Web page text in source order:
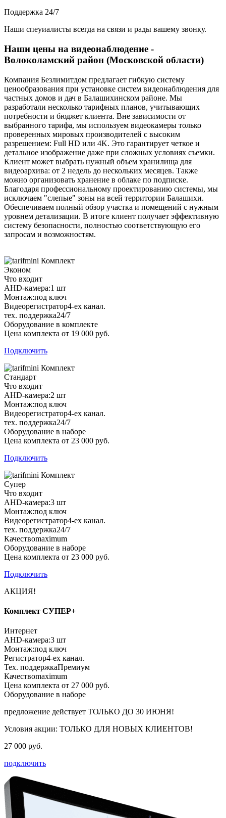
Поддержка 24/7
Наши спеуиалисты всегда на связи и рады вашему звонку.
Наши цены на видеонаблюдение -
Волоколамский район (Московской области)
Компания Безлимитдом предлагает гибкую систему
ценообразования при установке систем видеонаблюдения для
частных домов и дач в Балашихинском районе. Мы
разработали несколько тарифных планов, учитывающих
потребности и бюджет клиента. Вне зависимости от
выбранного тарифа, мы используем видеокамеры только
проверенных мировых производителей с высоким
разрешением: Full HD или 4K. Это гарантирует четкое и
детальное изображение даже при сложных условиях съемки.
Клиент может выбрать нужный объем хранилища для
видеоархива: от 2 недель до нескольких месяцев. Также
можно организовать хранение в облаке по подписке.
Благодаря профессиональному проектированию системы, мы
исключаем "слепые" зоны на всей территории Балашихи.
Обеспечиваем полный обзор участка и помещений с нужным
уровнем детализации. В итоге клиент получает эффективную
систему безопасности, полностью соответствующую его
запросам и возможностям.
Комплект
Эконом
Что входит
AHD-камера:1 шт
Монтаж:под ключ
Видеорегистратор4-ех канал.
тех. поддержка24/7
Оборудование в комплекте
Цена комплекта от 19 000 руб.
Подключить
Комплект
Стандарт
Что входит
AHD-камера:2 шт
Монтаж:под ключ
Видеорегистратор4-ех канал.
тех. поддержка24/7
Оборудование в наборе
Цена комплекта от 23 000 руб.
Подключить
Комплект
Супер
Что входит
AHD-камера:3 шт
Монтаж:под ключ
Видеорегистратор4-ех канал.
тех. поддержка24/7
Качествоmaximum
Оборудование в наборе
Цена комплекта от 23 000 руб.
Подключить
АКЦИЯ!
Комплект СУПЕР+
Интернет
AHD-камера:3 шт
Монтаж:под ключ
Регистратор4-ех канал.
Тех. поддержкаПремиум
Качествоmaximum
Цена комплекта от 27 000 руб.
Оборудование в наборе
предложение действует ТОЛЬКО ДО 30 ИЮНЯ!
Условия акции: ТОЛЬКО ДЛЯ НОВЫХ КЛИЕНТОВ!
27 000 руб.
подключить